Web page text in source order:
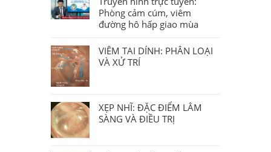
Phòng cảm cúm, viêm
đường hô hấp giao mùa
VIÊM TAI DÍNH: PHÂN LOẠI
VÀ XỬ TRÍ
XẸP NHĨ: ĐẶC ĐIỂM LÂM
SÀNG VÀ ĐIỀU TRỊ